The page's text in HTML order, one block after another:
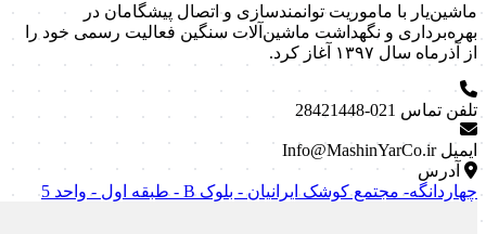
ماشین‌یار با ماموریت توانمندسازی و اتصال پیشگامان در
بهره‌برداری و نگهداشت ماشین‌آلات سنگین فعالیت رسمی خود را
از آذرماه سال ۱۳۹۷ آغاز کرد.
تلفن تماس 021-28421448
ایمیل Info@MashinYarCo.ir
آدرس
چهاردانگه- مجتمع کوشک ایرانیان - بلوک B - طبقه اول - واحد 5